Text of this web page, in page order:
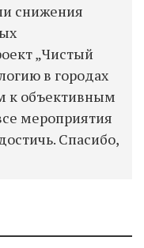
снижения
„Чистый
в городах
к объективным
мероприятия
Спасибо,